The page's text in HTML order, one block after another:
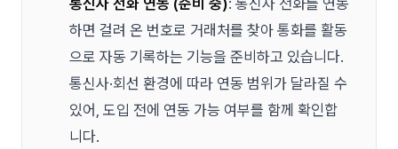
하면 걸려 온 번호로 거래처를 찾아 통화를 활동
으로 자동 기록하는 기능을 준비하고 있습니다.
통신사·회선 환경에 따라 연동 범위가 달라질 수
있어, 도입 전에 연동 가능 여부를 함께 확인합
니다.